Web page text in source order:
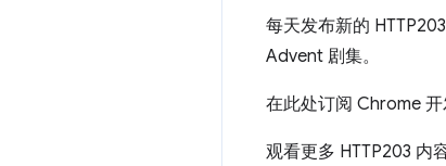
每天发布新的
Advent 剧集。
在此处订阅 Chrome 开
观看更多 HTTP203 内